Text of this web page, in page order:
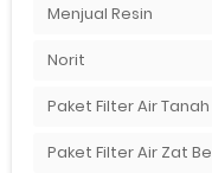
Menjual Resin
Norit
Paket Filter Air Tanah